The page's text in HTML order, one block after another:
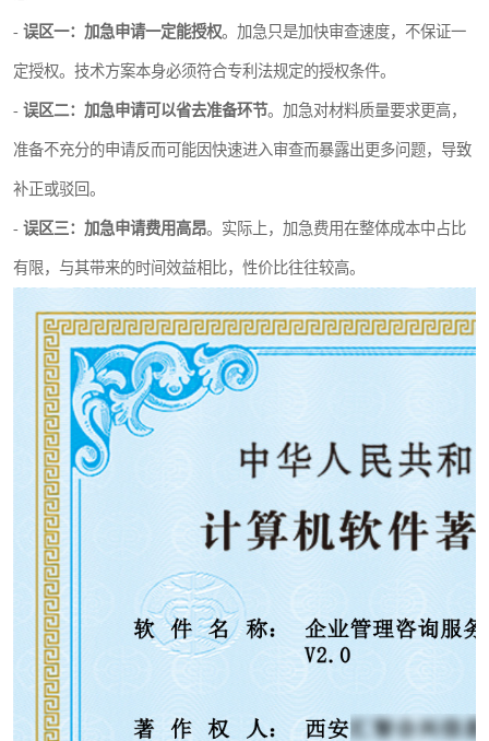
- 误区一：加急申请一定能授权。加急只是加快审查速度，不保证一
定授权。技术方案本身必须符合专利法规定的授权条件。
- 误区二：加急申请可以省去准备环节。加急对材料质量要求更高，
准备不充分的申请反而可能因快速进入审查而暴露出更多问题，导致
补正或驳回。
- 误区三：加急申请费用高昂。实际上，加急费用在整体成本中占比
有限，与其带来的时间效益相比，性价比往往较高。